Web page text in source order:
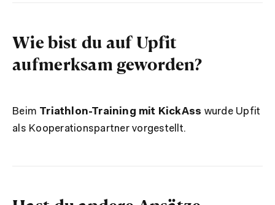
Wie bist du auf Upfit
aufmerksam geworden?
Beim Triathlon-Training mit KickAss wurde Upfit
als Kooperationspartner vorgestellt.